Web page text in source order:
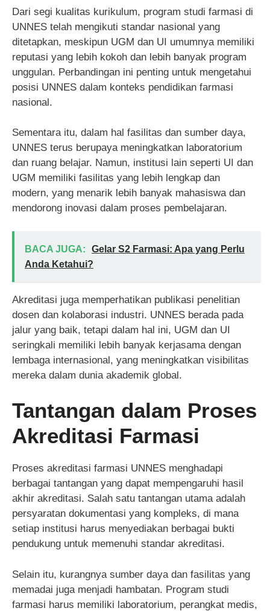
Dari segi kualitas kurikulum, program studi farmasi di
UNNES telah mengikuti standar nasional yang
ditetapkan, meskipun UGM dan UI umumnya memiliki
reputasi yang lebih kokoh dan lebih banyak program
unggulan. Perbandingan ini penting untuk mengetahui
posisi UNNES dalam konteks pendidikan farmasi
nasional.
Sementara itu, dalam hal fasilitas dan sumber daya,
UNNES terus berupaya meningkatkan laboratorium
dan ruang belajar. Namun, institusi lain seperti UI dan
UGM memiliki fasilitas yang lebih lengkap dan
modern, yang menarik lebih banyak mahasiswa dan
mendorong inovasi dalam proses pembelajaran.
BACA JUGA:
Gelar S2 Farmasi: Apa yang Perlu
Anda Ketahui?
Akreditasi juga memperhatikan publikasi penelitian
dosen dan kolaborasi industri. UNNES berada pada
jalur yang baik, tetapi dalam hal ini, UGM dan UI
seringkali memiliki lebih banyak kerjasama dengan
lembaga internasional, yang meningkatkan visibilitas
mereka dalam dunia akademik global.
Tantangan dalam Proses
Akreditasi Farmasi
Proses akreditasi farmasi UNNES menghadapi
berbagai tantangan yang dapat mempengaruhi hasil
akhir akreditasi. Salah satu tantangan utama adalah
persyaratan dokumentasi yang kompleks, di mana
setiap institusi harus menyediakan berbagai bukti
pendukung untuk memenuhi standar akreditasi.
Selain itu, kurangnya sumber daya dan fasilitas yang
memadai juga menjadi hambatan. Program studi
farmasi harus memiliki laboratorium, perangkat medis,